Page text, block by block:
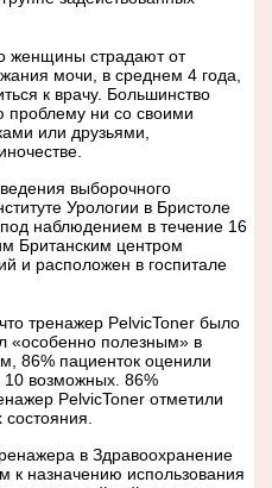
женщины страдают от
мочи, в среднем 4 года,
к врачу. Большинство
ни со своими
или друзьями,
выборочного
Урологии в Бристоле
наблюдением в течение 16
Британским центром
и расположен в госпитале
тренажер PelvicToner было
«особенно полезным» в
86% пациенток оценили
возможных. 86%
PelvicToner отметили
в Здравоохранение
к назначению использования